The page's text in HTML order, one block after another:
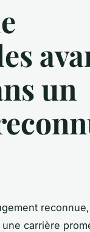
un
carrière